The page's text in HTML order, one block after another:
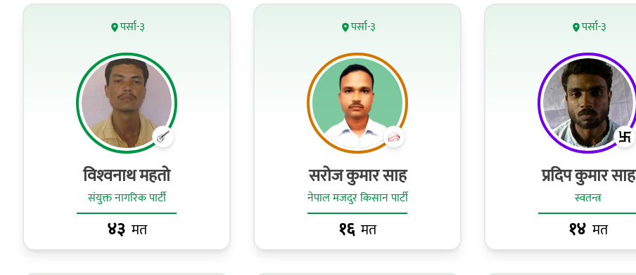
पर्सा-३
विश्‍वनाथ महतो
संयुक्त नागरिक पार्टी
४३ मत
पर्सा-३
सरोज कुमार साह
नेपाल मजदुर किसान पार्टी
१६ मत
पर्सा-३
प्रदिप कुमार साह
स्वतन्त्र
१४ मत